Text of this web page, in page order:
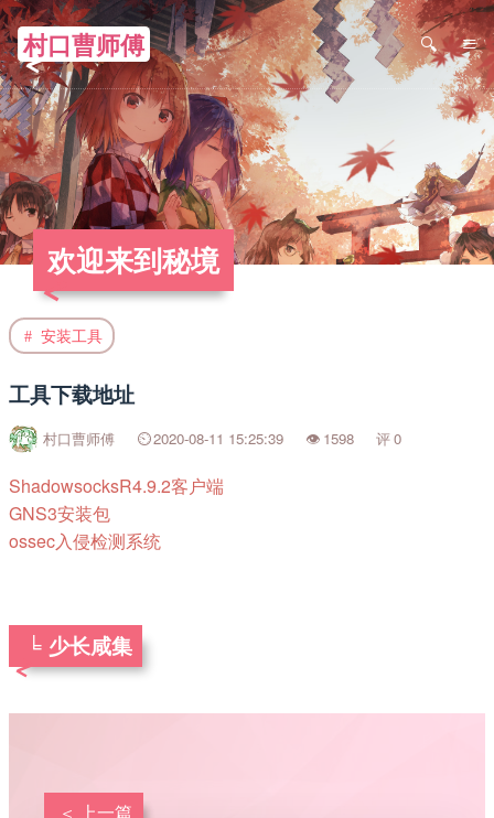
村口曹师傅 ≡
欢迎来到秘境
安装工具
工具下载地址
村口曹师傅 2020-08-11 15:25:39 1598 0
ShadowsocksR4.9.2客户端
GNS3安装包
ossec入侵检测系统
少长咸集
上一篇